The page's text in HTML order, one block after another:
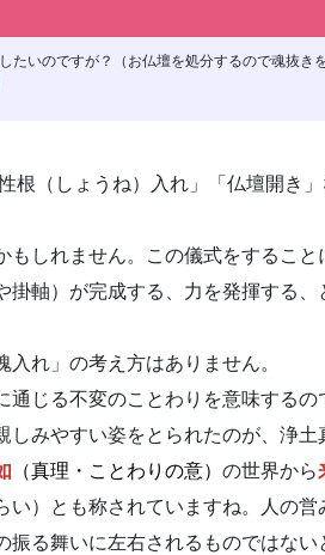
たいのですが？（お仏壇を処分するので魂抜き
（しょうね）入れ」「仏壇開き」
しれません。この儀式をすること
掛軸）が完成する、力を発揮する、
れ」の考え方はありません。
じる不変のことわりを意味するの
しみやすい姿をとられたのが、浄土
（真理・ことわりの意）の世界から
い）とも称されていますね。人の営
る舞いに左右されるものではない